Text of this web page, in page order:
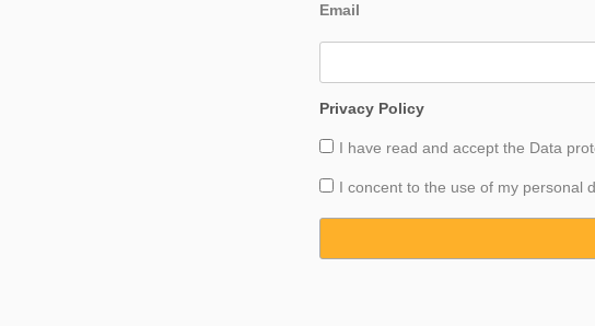
Email
Privacy Policy
I have read and accept the Data
I concent to the use of my personal